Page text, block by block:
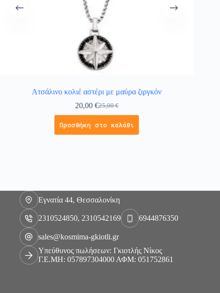
Ατσάλινο κολιέ αστέρι με μαύρα ζιργκόν
25,00€
20,00 €
Προσθήκη στο καλάθι
Εγνατία 44, Θεσσαλονίκη
2310524850, 2310542169 6944876350
sales@kosmima-gkiotli.gr
Υπεύθυνος πωλήσεων: Γκιοτλής Νίκος
Γ.Ε.ΜΗ: 057897304000 ΑΦΜ: 051752861